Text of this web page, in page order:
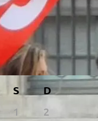
S
D
1
2